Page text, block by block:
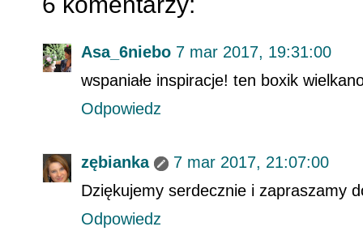
Asa_6niebo 7 mar 2017, 19:31:00
wspaniałe inspiracje! ten boxik
Odpowiedz
zębianka
7 mar 2017, 21:07:00
Dziękujemy serdecznie i zapraszamy
Odpowiedz